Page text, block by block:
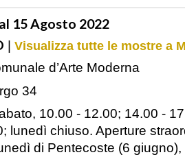
15 Agosto 2022
| Visualizza tutte le mostre a
d’Arte Moderna
34
10.00 - 12.00; 14.00 -
lunedì chiuso. Aperture
di Pentecoste (6